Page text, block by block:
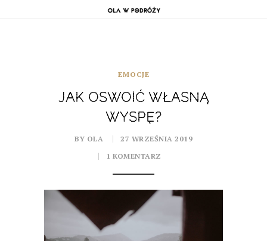
EMOCJE
JAK OSWOIĆ WŁASNĄ
WYSPĘ?
BY OLA
27 WRZEŚNIA 2019
1 KOMENTARZ